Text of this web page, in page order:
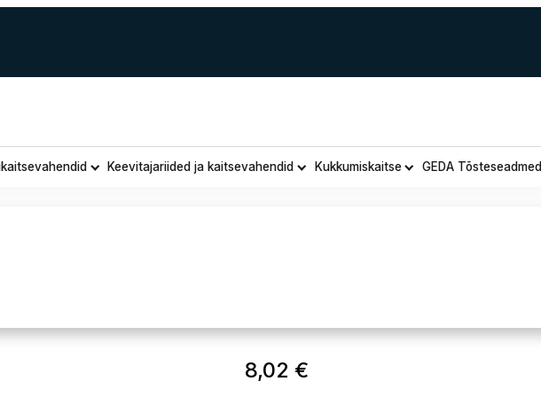
Keevitajariided ja kaitsevahendid Kukkumiskaitse GEDA Tõsteseadmed
8,02 €